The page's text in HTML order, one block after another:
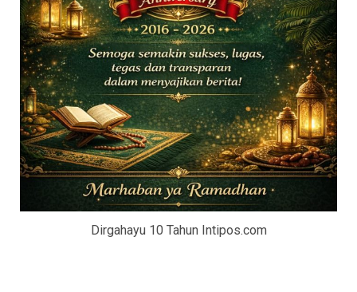
Dirgahayu 10 Tahun Intipos.com